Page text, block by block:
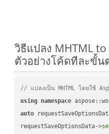
วิธีแปลง MHTML to
ตัวอย่างโค้ดทีละขั้น
// แปลงเป็น MHTML โดยใช้
using namespace
auto
requestSaveOptionsData->